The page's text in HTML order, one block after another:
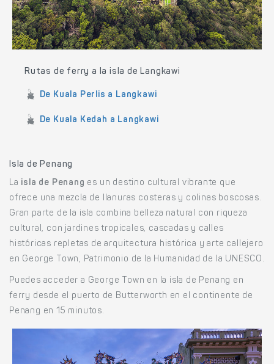
Rutas de ferry a la isla de Langkawi
De Kuala Perlis a Langkawi
De Kuala Kedah a Langkawi
Isla de Penang
La isla de Penang es un destino cultural vibrante que
ofrece una mezcla de llanuras costeras y colinas boscosas.
Gran parte de la isla combina belleza natural con riqueza
cultural, con jardines tropicales, cascadas y calles
históricas repletas de arquitectura histórica y arte callejero
en George Town, Patrimonio de la Humanidad de la UNESCO.
Puedes acceder a George Town en la isla de Penang en
ferry desde el puerto de Butterworth en el continente de
Penang en 15 minutos.